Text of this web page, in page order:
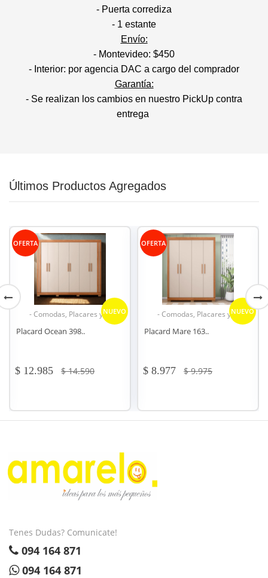
- Puerta corrediza
- 1 estante
Envío:
- Montevideo: $450
- Interior: por agencia DAC a cargo del comprador
Garantía:
- Se realizan los cambios en nuestro PickUp contra
entrega
Últimos Productos Agregados
OFERTA
NUEVO
- Comodas, Placares y .. -
Placard Mare 163..
$ 8.977 $ 9.975
OFERTA
- Racks y modulares.. -
Rack Tv Modelo 113..
$ 4.088 $ 4.495
Tenes Dudas? Comunicate!
094 164 871
094 164 871